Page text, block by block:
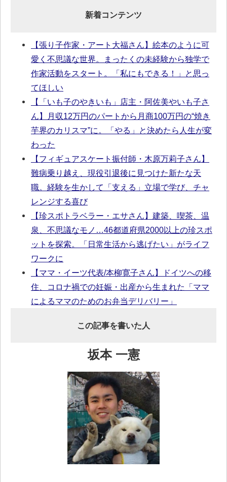
新着コンテンツ
【張り子作家・アート大福さん】絵本のように可
愛く不思議な世界。まったくの未経験から独学で
作家活動をスタート。「私にもできる！」と思っ
てほしい
【「いも子のやきいも」店主・阿佐美やいも子さ
ん】月収12万円のパートから月商100万円の“焼き
芋界のカリスマ”に。「やる」と決めたら人生が変
わった
【フィギュアスケート振付師・木原万莉子さん】
難病乗り越え、現役引退後に見つけた新たな天
職。経験を生かして「支える」立場で学び、チャ
レンジする喜び
【珍スポトラベラー・エサさん】建築、喫茶、温
泉、不思議なモノ…46都道府県2000以上の珍スポ
ットを探索。「日常生活から逃げたい」がライフ
ワークに
【ママ・イーツ代表/本柳寛子さん】ドイツへの移
住、コロナ禍での妊娠・出産から生まれた「ママ
によるママのためのお弁当デリバリー」
この記事を書いた人
坂本 一憲